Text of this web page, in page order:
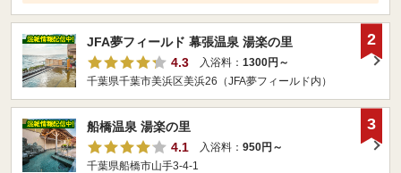
JFA夢フィールド 幕張温泉 湯楽の里
4.3
入浴料： 1300円～
千葉県千葉市美浜区美浜26（JFA夢フィールド内）
2
船橋温泉 湯楽の里
4.1
入浴料： 950円～
千葉県船橋市山手3-4-1
3